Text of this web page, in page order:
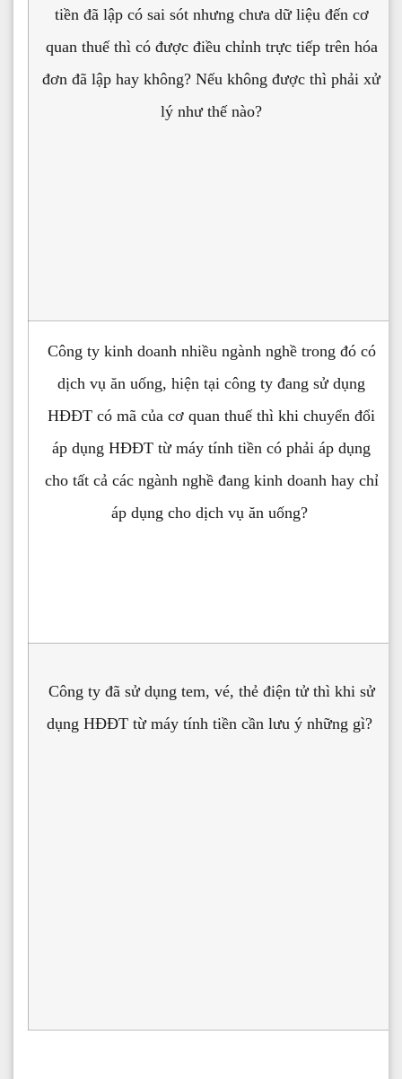
tiền đã lập có sai sót nhưng chưa dữ liệu đến cơ
quan thuế thì có được điều chỉnh trực tiếp trên hóa
đơn đã lập hay không? Nếu không được thì phải xử
lý như thế nào?
Công ty kinh doanh nhiều ngành nghề trong đó có
dịch vụ ăn uống, hiện tại công ty đang sử dụng
HĐĐT có mã của cơ quan thuế thì khi chuyển đổi
áp dụng HĐĐT từ máy tính tiền có phải áp dụng
cho tất cả các ngành nghề đang kinh doanh hay chỉ
áp dụng cho dịch vụ ăn uống?
Công ty đã sử dụng tem, vé, thẻ điện tử thì khi sử
dụng HĐĐT từ máy tính tiền cần lưu ý những gì?